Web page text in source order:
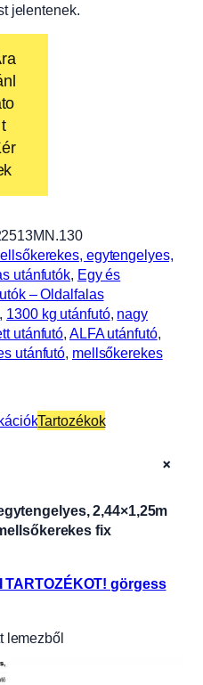
jelentenek.
t
egytengelyes,
utánfutók Egy és
– Oldalfalas
1300 kg utánfutó, nagy
utánfutó ALFA utánfutó
utánfutó mellsőkerekes
Tartozékok
+
2,44×1,25m
fix
görgess
lemezből